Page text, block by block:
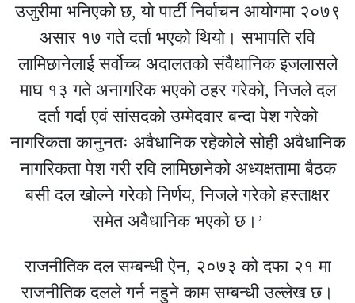
उजुरीमा भनिएको छ, यो पार्टी निर्वाचन आयोगमा २०७९
असार १७ गते दर्ता भएको थियो। सभापति रवि
लामिछानेलाई सर्वोच्च अदालतको संवैधानिक इजलासले
माघ १३ गते अनागरिक भएको ठहर गरेको, निजले दल
दर्ता गर्दा एवं सांसदको उम्मेदवार बन्दा पेश गरेको
नागरिकता कानुनतः अवैधानिक रहेकोले सोही अवैधानिक
नागरिकता पेश गरी रवि लामिछानेको अध्यक्षतामा बैठक
बसी दल खोल्ने गरेको निर्णय, निजले गरेको हस्ताक्षर
समेत अवैधानिक भएको छ।’
राजनीतिक दल सम्बन्धी ऐन, २०७३ को दफा २१ मा
राजनीतिक दलले गर्न नहुने काम सम्बन्धी उल्लेख छ।